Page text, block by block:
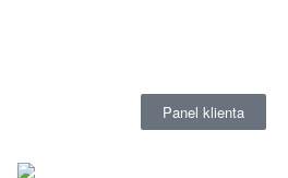
Panel klienta